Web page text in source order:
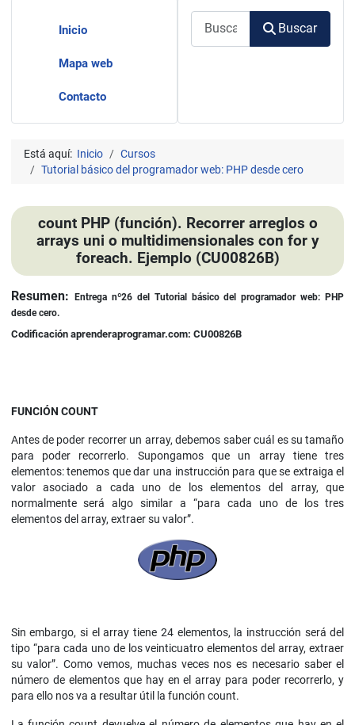
Inicio
Mapa web
Contacto
Buscar
Está aquí: Inicio
Cursos
Tutorial básico del programador web: PHP desde cero
count PHP (función). Recorrer arreglos o
arrays uni o multidimensionales con for y
foreach. Ejemplo (CU00826B)
Detalles
Resumen: Entrega nº26del Tutorial básico del programador web: PHP
desde cero.
Codificación aprenderaprogramar.com: CU00826B
FUNCIÓN COUNT
Antes de poder recorrer un array, debemos saber cuál es su tamaño
para poder recorrerlo. Supongamos que un array tiene tres
elementos: tenemos que dar una instrucción para que se extraiga el
valor asociado a cada uno de los elementos del array, que
normalmente será algo similar a “para cada uno de los tres
elementos del array, extraer su valor”.
Sin embargo, si el array tiene 24 elementos, la instrucción será del
tipo “para cada uno de los veinticuatro elementos del array, extraer
su valor”. Como vemos, muchas veces nos es necesario saber el
número de elementos que hay en el array para poder recorrerlo, y
para ello nos va a resultar útil la función count.